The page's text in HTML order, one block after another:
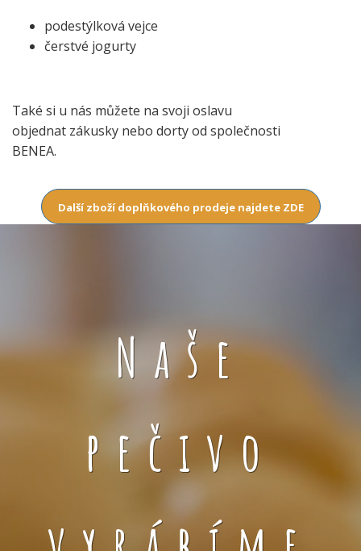
podestýlková vejce
čerstvé jogurty
Také si u nás můžete na svoji oslavu
objednat zákusky nebo dorty od společnosti
BENEA.
Další zboží doplňkového prodeje najdete ZDE
Naše
pečivo